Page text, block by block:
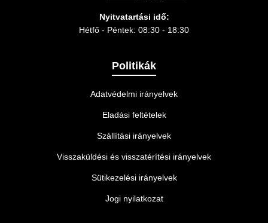
Nyitvatartási idő:
Hétfő - Péntek: 08:30 - 18:30
Politikák
Adatvédelmi irányelvek
Eladási feltételek
Szállítási irányelvek
Visszaküldési és visszatérítési irányelvek
Sütikezelési irányelvek
Jogi nyilatkozat